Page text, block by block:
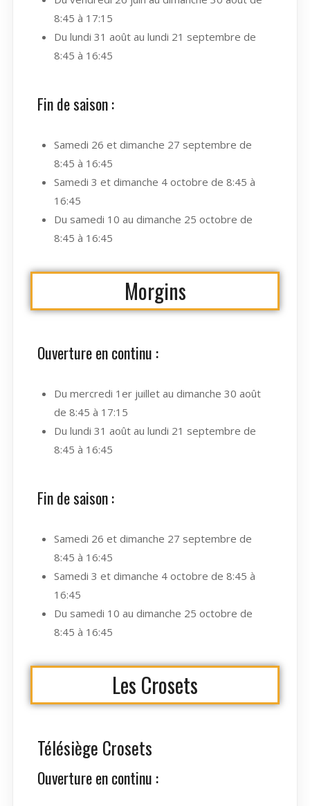
8:45 à 17:15
Du lundi 31 août au lundi 21 septembre de
8:45 à 16:45
Fin de saison :
Samedi 26 et dimanche 27 septembre de
8:45 à 16:45
Samedi 3 et dimanche 4 octobre de 8:45 à
16:45
Du samedi 10 au dimanche 25 octobre de
8:45 à 16:45
Morgins
Ouverture en continu :
Du mercredi 1er juillet au dimanche 30 août
de 8:45 à 17:15
Du lundi 31 août au lundi 21 septembre de
8:45 à 16:45
Fin de saison :
Samedi 26 et dimanche 27 septembre de
8:45 à 16:45
Samedi 3 et dimanche 4 octobre de 8:45 à
16:45
Du samedi 10 au dimanche 25 octobre de
8:45 à 16:45
Les Crosets
Télésiège Crosets
Ouverture en continu :